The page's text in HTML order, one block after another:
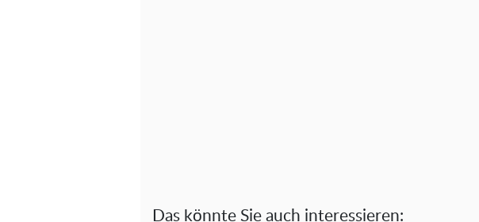
Das könnte Sie auch interessieren: